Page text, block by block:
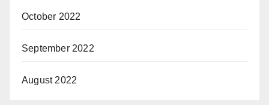
October 2022
September 2022
August 2022